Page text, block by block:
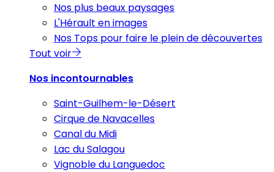
Nos plus beaux paysages
L'Hérault en images
Nos Tops pour faire le plein de découvertes
Tout voir
Nos incontournables
Saint-Guilhem-le-Désert
Cirque de Navacelles
Canal du Midi
Lac du Salagou
Vignoble du Languedoc